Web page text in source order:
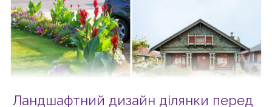
Ландшафтний дизайн ділянки перед